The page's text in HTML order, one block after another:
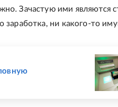
Зачастую ими являются
ни какого-то